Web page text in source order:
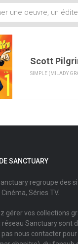
Scott
SIMPLE (MILADY
SANCTUARY
regroupe des
Cinéma, Séries TV.
gérer vos collections
réseau Sanctuary
pas nous contacter